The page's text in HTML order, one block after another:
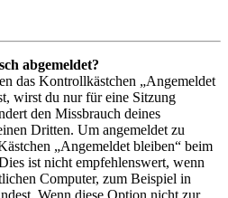
abgemeldet?
das Kontrollkästchen „Angemeldet
wirst du nur für eine Sitzung
den Missbrauch deines
Dritten. Um angemeldet zu
„Angemeldet bleiben“ beim
ist nicht empfehlenswert, wenn
Computer, zum Beispiel in
Wenn diese Option nicht zur